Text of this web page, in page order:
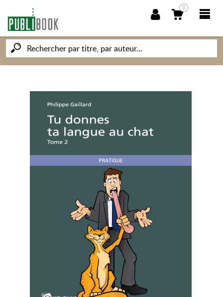
0
NOUVEAUTÉS
PUBLIBOOK
SOCIÉTÉ DES ÉCRIVAINS
CONNAISSANCES ET SAVOIRS
MON PETIT ÉDITEUR